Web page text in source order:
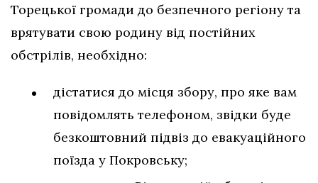
Торецької громади до безпечного регіону та
врятувати свою родину від постійних
обстрілів, необхідно:
дістатися до місця збору, про яке вам
повідомлять телефоном, звідки буде
безкоштовний підвіз до евакуаційного
поїзда у Покровську;